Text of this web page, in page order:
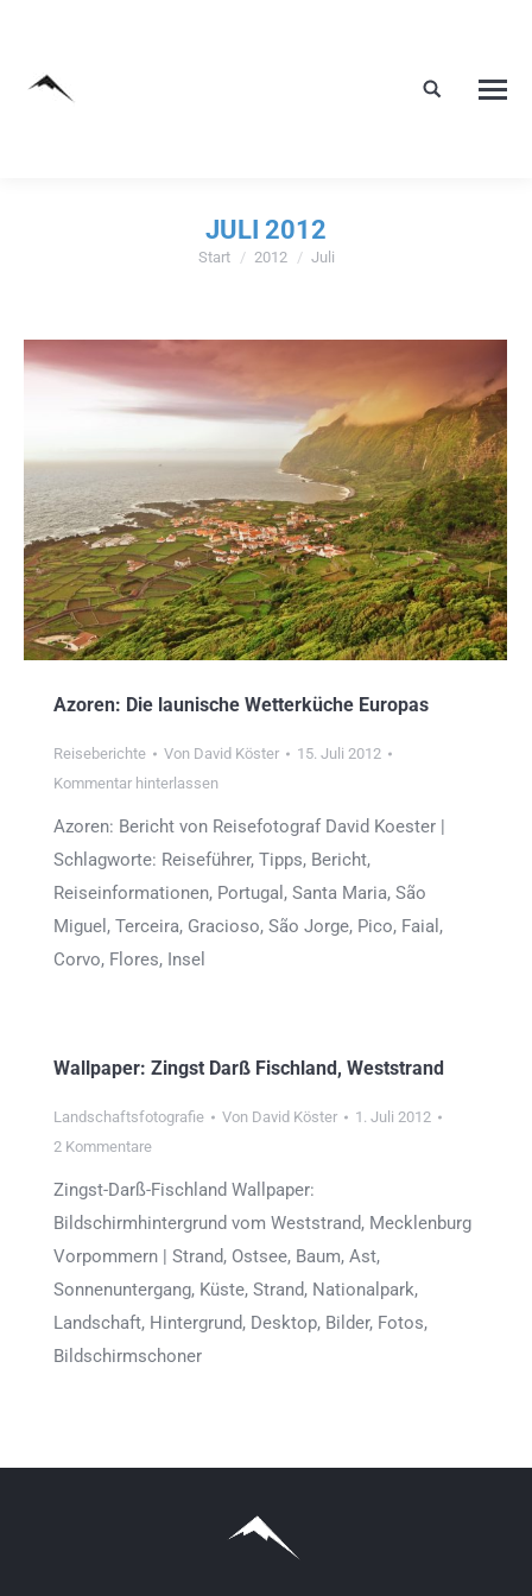
JULI 2012
Sie befinden sich hier:
Start 2012 Juli
Azoren: Die launische Wetterküche Europas
Reiseberichte Von David Köster
15. Juli 2012
Kommentar hinterlassen
Azoren: Bericht von Reisefotograf David Koester |
Schlagworte: Reiseführer, Tipps, Bericht,
Reiseinformationen, Portugal, Santa Maria, São
Miguel, Terceira, Gracioso, São Jorge, Pico, Faial,
Corvo, Flores, Insel
Wallpaper: Zingst Darß Fischland, Weststrand
Landschaftsfotografie Von David Köster
1. Juli 2012
2 Kommentare
Zingst-Darß-Fischland Wallpaper:
Bildschirmhintergrund vom Weststrand, Mecklenburg
Vorpommern | Strand, Ostsee, Baum, Ast,
Sonnenuntergang, Küste, Strand, Nationalpark,
Landschaft, Hintergrund, Desktop, Bilder, Fotos,
Bildschirmschoner